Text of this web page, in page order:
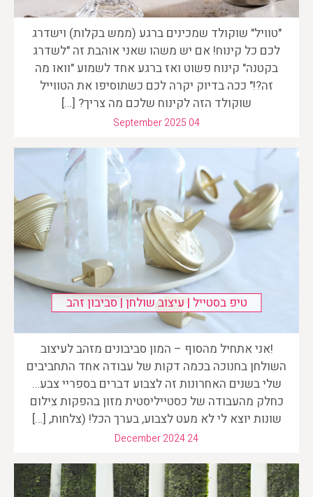
"טוויל" שוקולד שמכינים ברגע (ממש בקלות) וישדרג
לכם כל קינוח! אם יש משהו שאני אוהבת זה "לשדרג
בקטנה" קינוח פשוט ואז ברגע אחד לשמוע "וואו מה
זה?!" ככה בדיוק יקרה לכם כשתוסיפו את הטווייל
שוקולד הזה לקינוח שלכם מה צריך? […]
September 2025 04
טיפ בסטייל | עיצוב שולחן | סביבון זהב
!אני אתחיל מהסוף – המון סביבונים מזהב לעיצוב
השולחן בחנוכה בכמה דקות של עבודה אחד התחביבים
שלי בשנים האחרונות זה לצבוע דברים בספריי צבע…
כחלק מהעבודה של כסטייליסטית מזון בהפקות צילום
שונות יוצא לי לא מעט לצבוע, בערך הכל! (צלחות, […]
December 2024 24